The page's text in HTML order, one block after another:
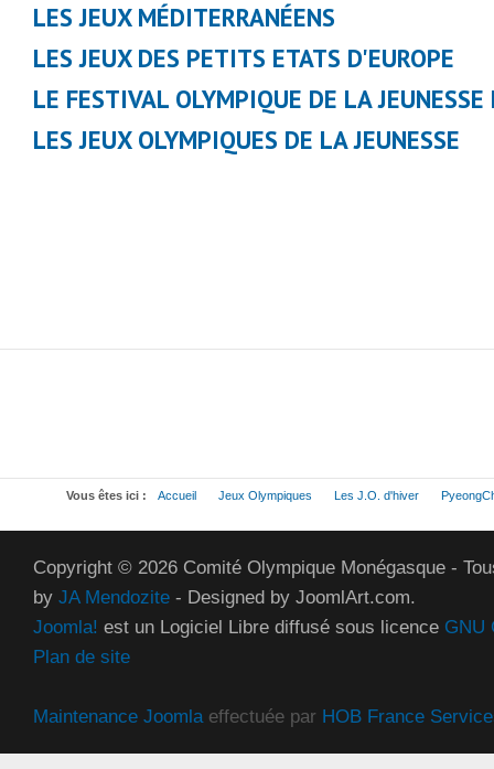
LES JEUX MÉDITERRANÉENS
LES JEUX DES PETITS ETATS D'EUROPE
LE FESTIVAL OLYMPIQUE DE LA JEUNESSE
LES JEUX OLYMPIQUES DE LA JEUNESSE
Vous êtes ici : Accueil Jeux Olympiques Les J.O. d'hiver
Copyright © 2026 Comité Olympique Monégasque -
by JA Mendozite - Designed by JoomlArt.com.
Joomla! est un Logiciel Libre diffusé sous licence GNU
Plan de site
Maintenance Joomla effectuée par HOB France